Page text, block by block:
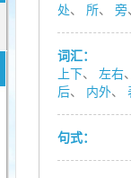
处、 所、 旁
词汇：
上下、 左右
后、 内外、
句式：